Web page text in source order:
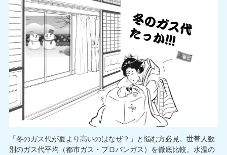
「冬のガス代が夏より高いのはなぜ？」と悩む方必見。世帯人数
別のガス代平均（都市ガス・プロパンガス）を徹底比較。水温の